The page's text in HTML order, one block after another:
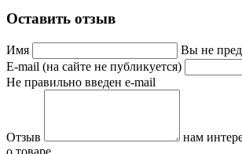
Оставить отзыв
Имя
Вы не
E-mail (на сайте не публикуется)
Не правильно введен e-mail
Отзыв
нам
о товаре